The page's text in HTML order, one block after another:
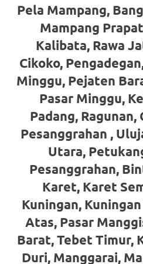
Discount
replica
watches.
click
fake
watches.
Get
the
facts
Pela Mampang,
Mampang
Kalibata, Rawa
Cikoko,
Minggu, Pejaten
Pasar Minggu,
Padang,
Pesanggrahan ,
Utara,
Pesanggrahan,
Karet, Karet
Kuningan,
Atas, Pasar
Barat, Tebet Timur,
Duri, Manggarai,